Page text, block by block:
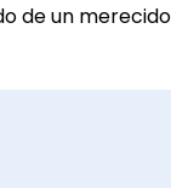
de un